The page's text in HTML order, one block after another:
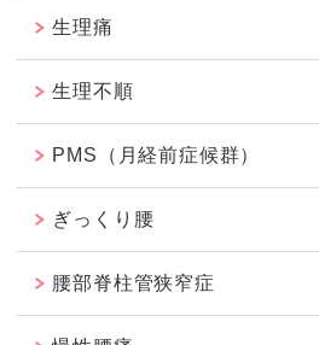
生理痛
生理不順
PMS（月経前症候群）
ぎっくり腰
腰部脊柱管狭窄症